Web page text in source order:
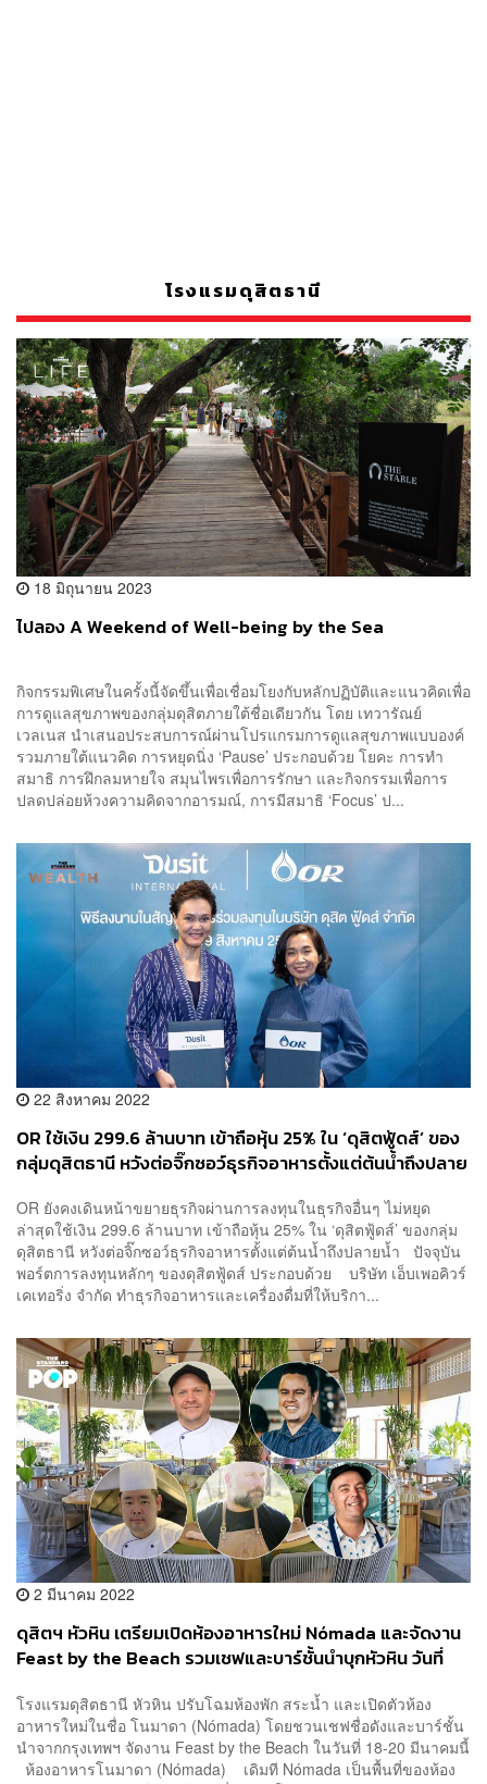
โรงแรมดุสิตธานี
18 มิถุนายน 2023
ไปลอง A Weekend of Well-being by the Sea
กิจกรรมพิเศษในครั้งนี้จัดขึ้นเพื่อเชื่อมโยงกับหลักปฏิบัติและแนวคิดเพื่อ
การดูแลสุขภาพของกลุ่มดุสิตภายใต้ชื่อเดียวกัน โดย เทวารัณย์
เวลเนส นำเสนอประสบการณ์ผ่านโปรแกรมการดูแลสุขภาพแบบองค์
รวมภายใต้แนวคิด การหยุดนิ่ง ‘Pause’ ประกอบด้วย โยคะ การทำ
สมาธิ การฝึกลมหายใจ สมุนไพรเพื่อการรักษา และกิจกรรมเพื่อการ
ปลดปล่อยห้วงความคิดจากอารมณ์, การมีสมาธิ ‘Focus’ ป...
22 สิงหาคม 2022
OR ใช้เงิน 299.6 ล้านบาท เข้าถือหุ้น 25% ใน ‘ดุสิตฟู้ดส์’ ของ
กลุ่มดุสิตธานี หวังต่อจิ๊กซอว์ธุรกิจอาหารตั้งแต่ต้นน้ำถึงปลาย
OR ยังคงเดินหน้าขยายธุรกิจผ่านการลงทุนในธุรกิจอื่นๆ ไม่หยุด
ล่าสุดใช้เงิน 299.6 ล้านบาท เข้าถือหุ้น 25% ใน ‘ดุสิตฟู้ดส์’ ของกลุ่ม
ดุสิตธานี หวังต่อจิ๊กซอว์ธุรกิจอาหารตั้งแต่ต้นน้ำถึงปลายน้ำ ปัจจุบัน
พอร์ตการลงทุนหลักๆ ของดุสิตฟู้ดส์ ประกอบด้วย บริษัท เอ็บเพอคิวร์
เคเทอริ่ง จำกัด ทำธุรกิจอาหารและเครื่องดื่มที่ให้บริกา...
2 มีนาคม 2022
ดุสิตฯ หัวหิน เตรียมเปิดห้องอาหารใหม่ Nómada และจัดงาน
Feast by the Beach รวมเชฟและบาร์ชั้นนำบุกหัวหิน วันที่
โรงแรมดุสิตธานี หัวหิน ปรับโฉมห้องพัก สระน้ำ และเปิดตัวห้อง
อาหารใหม่ในชื่อ โนมาดา (Nómada) โดยชวนเชฟชื่อดังและบาร์ชั้น
นำจากกรุงเทพฯ จัดงาน Feast by the Beach ในวันที่ 18-20 มีนาคมนี้
ห้องอาหารโนมาดา (Nómada) เดิมที Nómada เป็นพื้นที่ของห้อง